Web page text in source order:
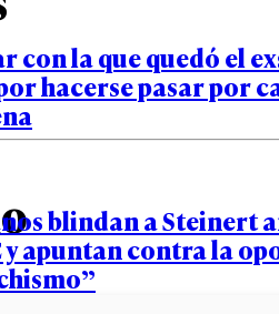
con la que quedó el
hacerse pasar por
blindan a Steinert
y apuntan contra la